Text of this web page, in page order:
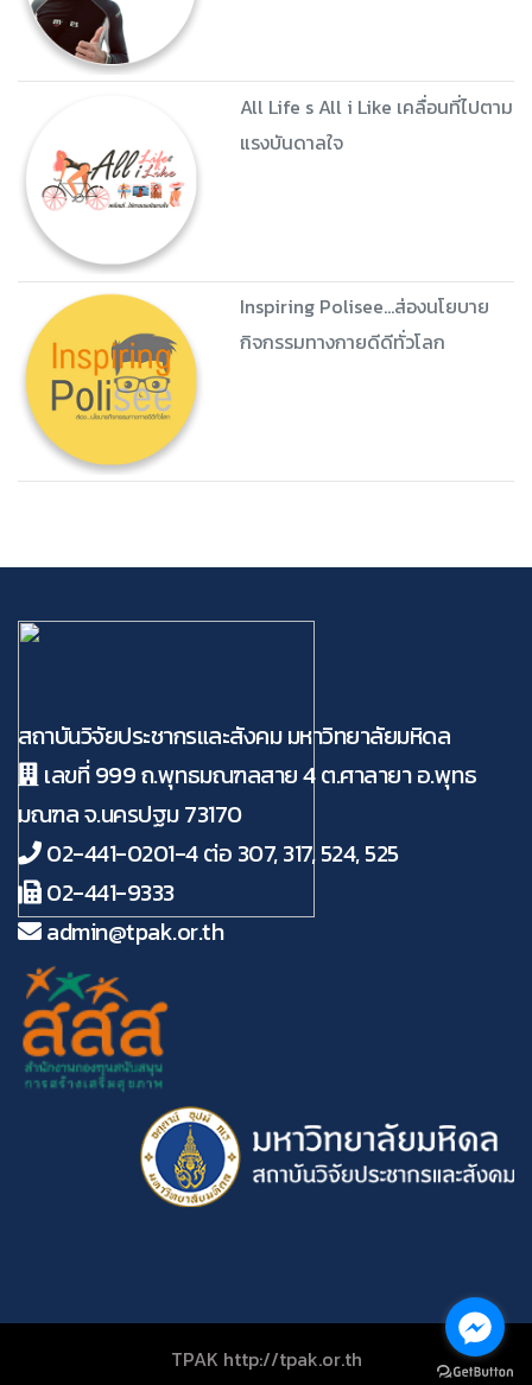
All Life s All i Like เคลื่อนที่ไปตาม
แรงบันดาลใจ
Inspiring Polisee...ส่องนโยบาย
กิจกรรมทางกายดีดีทั่วโลก
สถาบันวิจัยประชากรและสังคม มหาวิทยาลัยมหิดล
เลขที่ 999 ถ.พุทธมณฑลสาย 4 ต.ศาลายา อ.พุทธ
มณฑล จ.นครปฐม 73170
02-441-0201-4 ต่อ 307, 317, 524, 525
02-441-9333
admin@tpak.or.th
TPAK http://tpak.or.th